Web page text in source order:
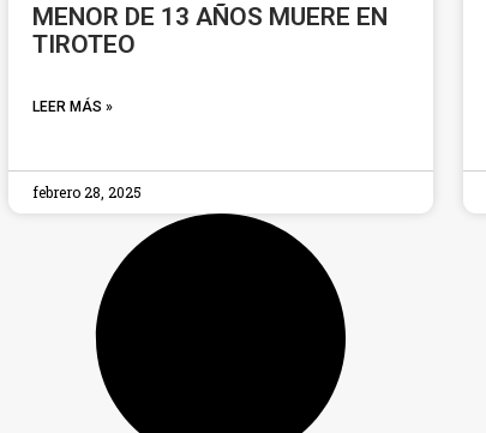
MENOR DE 13 AÑOS MUERE EN
TIROTEO
LEER MÁS »
febrero 28, 2025